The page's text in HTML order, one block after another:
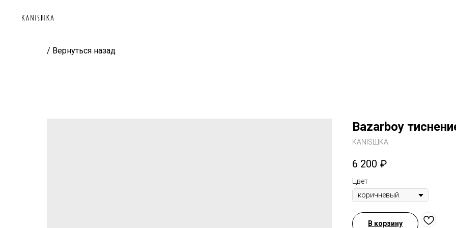
/ Вернуться назад
Bazarboy
KANISШKA
6 200 ₽
Цвет
В корзину